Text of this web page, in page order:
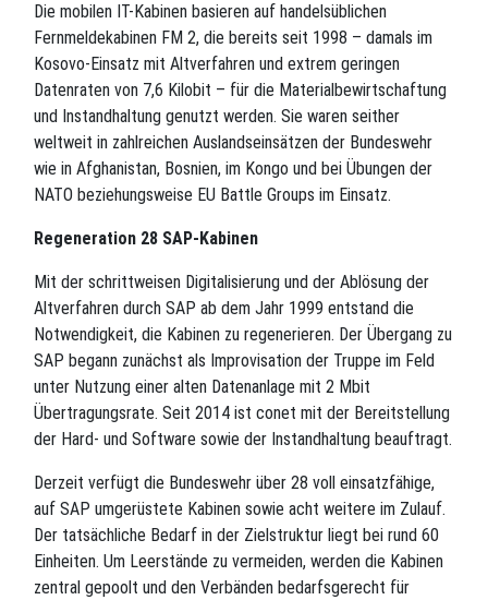
Die mobilen IT-Kabinen basieren auf handelsüblichen
Fernmeldekabinen FM 2, die bereits seit 1998 – damals im
Kosovo-Einsatz mit Altverfahren und extrem geringen
Datenraten von 7,6 Kilobit – für die Materialbewirtschaftung
und Instandhaltung genutzt werden. Sie waren seither
weltweit in zahlreichen Auslandseinsätzen der Bundeswehr
wie in Afghanistan, Bosnien, im Kongo und bei Übungen der
NATO beziehungsweise EU Battle Groups im Einsatz.
Regeneration 28 SAP-Kabinen
Mit der schrittweisen Digitalisierung und der Ablösung der
Altverfahren durch SAP ab dem Jahr 1999 entstand die
Notwendigkeit, die Kabinen zu regenerieren. Der Übergang zu
SAP begann zunächst als Improvisation der Truppe im Feld
unter Nutzung einer alten Datenanlage mit 2 Mbit
Übertragungsrate. Seit 2014 ist conet mit der Bereitstellung
der Hard- und Software sowie der Instandhaltung beauftragt.
Derzeit verfügt die Bundeswehr über 28 voll einsatzfähige,
auf SAP umgerüstete Kabinen sowie acht weitere im Zulauf.
Der tatsächliche Bedarf in der Zielstruktur liegt bei rund 60
Einheiten. Um Leerstände zu vermeiden, werden die Kabinen
zentral gepoolt und den Verbänden bedarfsgerecht für